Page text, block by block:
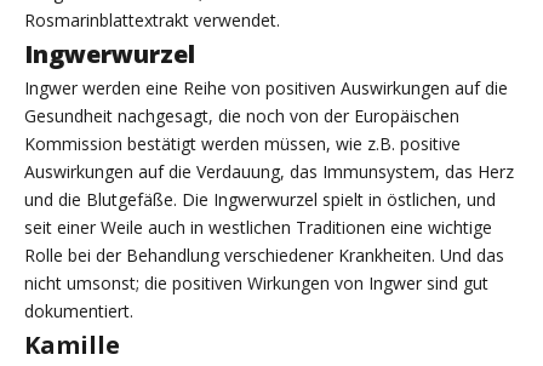
Rosmarinblattextrakt verwendet.
Ingwerwurzel
Ingwer werden eine Reihe von positiven Auswirkungen auf die
Gesundheit nachgesagt, die noch von der Europäischen
Kommission bestätigt werden müssen, wie z.B. positive
Auswirkungen auf die Verdauung, das Immunsystem, das Herz
und die Blutgefäße. Die Ingwerwurzel spielt in östlichen, und
seit einer Weile auch in westlichen Traditionen eine wichtige
Rolle bei der Behandlung verschiedener Krankheiten. Und das
nicht umsonst; die positiven Wirkungen von Ingwer sind gut
dokumentiert.
Kamille